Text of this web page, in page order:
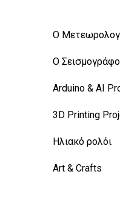
Ο
Ο
Arduino & AI
3D Printing
Ηλιακό ρολόι
Art & Crafts